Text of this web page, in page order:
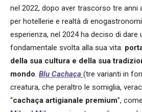
nel 2022, dopo aver trascorso tre anni
per hotellerie e realtà di
esperienza, nel 2024 ha deciso di dare
fondamentale svolta alla sua vita:
della sua cultura e della sua
mondo. Blu Cachaça (tre varianti in
creatura, che peraltro le somiglia,
“cachaça artigianale premium”,